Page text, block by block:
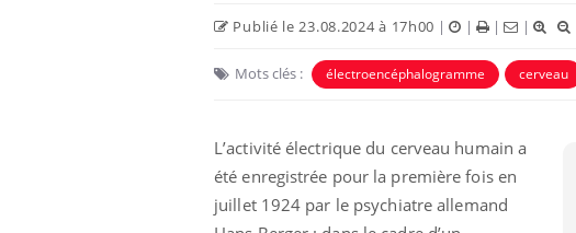
Publié le 23.08.2024 à 17h00 | | | |
Mots clés : électroencéphalogramme cerveau
L’activité électrique du cerveau humain a
été enregistrée pour la première fois en
juillet 1924 par le psychiatre allemand